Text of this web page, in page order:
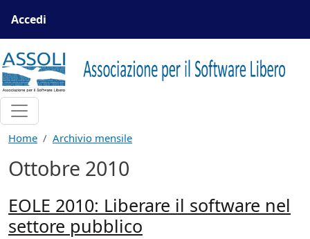
Menu profilo utente
Accedi
Home Archivio mensile
Ottobre 2010
EOLE 2010: Liberare il software nel
settore pubblico